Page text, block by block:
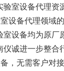
室设备代理资
设备代理领域的
设备均为原厂
诚进一步整合
，无需客户对